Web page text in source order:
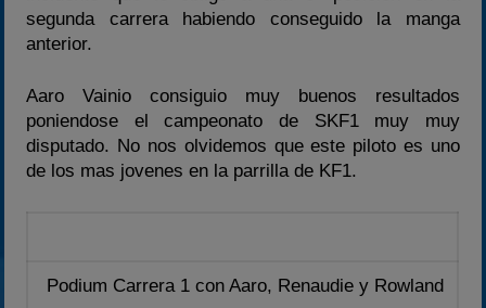
segunda carrera habiendo conseguido la manga
anterior.
Aaro Vainio consiguio muy buenos resultados
poniendose el campeonato de SKF1 muy muy
disputado. No nos olvidemos que este piloto es uno
de los mas jovenes en la parrilla de KF1.
Podium Carrera 1 con Aaro, Renaudie y Rowland